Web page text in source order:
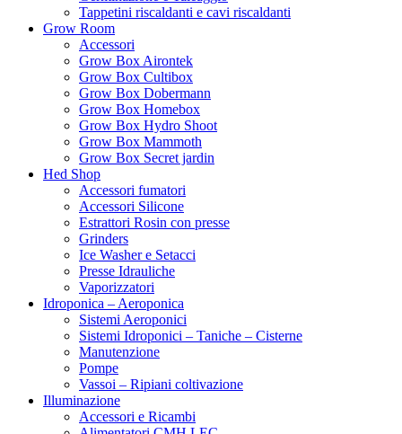
Tappetini riscaldanti e cavi riscaldanti
Grow Room
Accessori
Grow Box Airontek
Grow Box Cultibox
Grow Box Dobermann
Grow Box Homebox
Grow Box Hydro Shoot
Grow Box Mammoth
Grow Box Secret jardin
Hed Shop
Accessori fumatori
Accessori Silicone
Estrattori Rosin con presse
Grinders
Ice Washer e Setacci
Presse Idrauliche
Vaporizzatori
Idroponica – Aeroponica
Sistemi Aeroponici
Sistemi Idroponici – Taniche – Cisterne
Manutenzione
Pompe
Vassoi – Ripiani coltivazione
Illuminazione
Accessori e Ricambi